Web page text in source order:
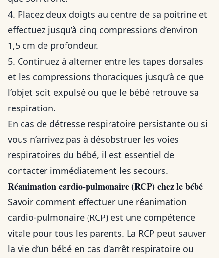
4. Placez deux doigts au centre de sa poitrine et
effectuez jusqu’à cinq compressions d’environ
1,5 cm de profondeur.
5. Continuez à alterner entre les tapes dorsales
et les compressions thoraciques jusqu’à ce que
l’objet soit expulsé ou que le bébé retrouve sa
respiration.
En cas de détresse respiratoire persistante ou si
vous n’arrivez pas à désobstruer les voies
respiratoires du bébé, il est essentiel de
contacter immédiatement les secours.
Réanimation cardio-pulmonaire (RCP) chez le bébé
Savoir comment effectuer une réanimation
cardio-pulmonaire (RCP) est une compétence
vitale pour tous les parents. La RCP peut sauver
la vie d’un bébé en cas d’arrêt respiratoire ou